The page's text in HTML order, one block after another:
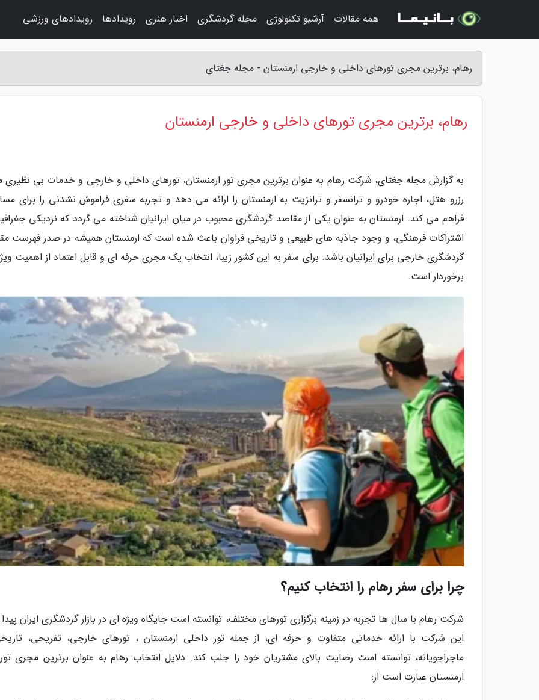
رهام، برترین مجری تورهای داخلی و خارجی ارمنستان - مجله جغتای
رهام، برترین مجری تورهای داخلی و خارجی ارمنستان
به گزارش مجله جغتای، شرکت رهام به عنوان برترین مجری تور ارمنستان، تورهای داخلی و خارجی و خدمات بی نظیری
رزرو هتل، اجاره خودرو و ترانسفر و ترانزیت به ارمنستان را ارائه می دهد و تجربه سفری فراموش نشدنی را برای
فراهم می کند. ارمنستان به عنوان یکی از مقاصد گردشگری محبوب در میان ایرانیان شناخته می گردد که نزدیکی
اشتراکات فرهنگی، و وجود جاذبه های طبیعی و تاریخی فراوان باعث شده است که ارمنستان همیشه در صدر فهرست
گردشگری خارجی برای ایرانیان باشد. برای سفر به این کشور زیبا، انتخاب یک مجری حرفه ای و قابل اعتماد از اهمیت
برخوردار است.
چرا برای سفر رهام را انتخاب کنیم؟
شرکت رهام با سال ها تجربه در زمینه برگزاری تورهای مختلف، توانسته است جایگاه ویژه ای در بازار گردشگری ایران
این شرکت با ارائه خدماتی متفاوت و حرفه ای، از جمله تور داخلی ارمنستان ، تورهای خارجی، تفریحی،
ماجراجویانه، توانسته است رضایت بالای مشتریان خود را جلب کند. دلایل انتخاب رهام به عنوان برترین مجری
ارمنستان عبارت است از:
همه مقالات آرشیو تکنولوژی مجله گردشگری اخبار هنری رویدادها رویدادهای ورزشی